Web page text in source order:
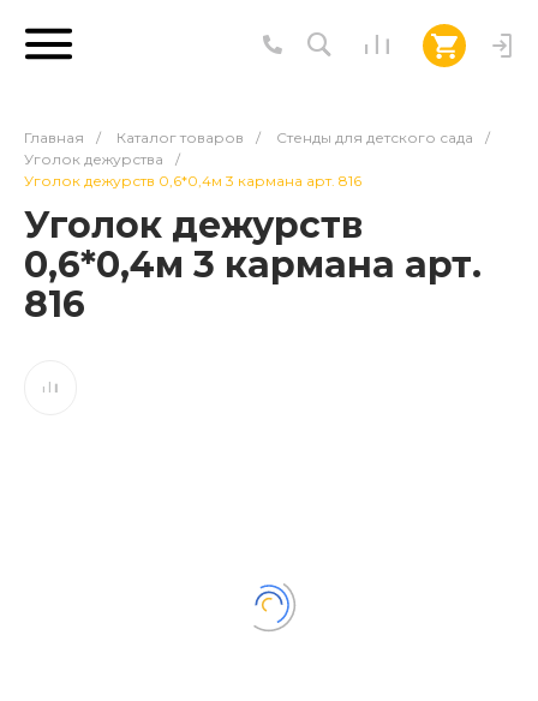
Главная / Каталог товаров / Стенды для детского сада
/
Уголок дежурства
/
Уголок дежурств 0,6*0,4м 3 кармана арт. 816
Уголок дежурств
0,6*0,4м 3 кармана арт.
816